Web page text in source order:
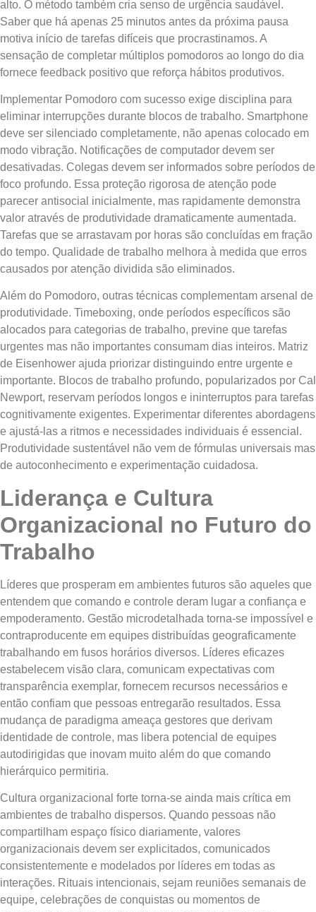
alto. O método também cria senso de urgência saudável.
Saber que há apenas 25 minutos antes da próxima pausa
motiva início de tarefas difíceis que procrastinamos. A
sensação de completar múltiplos pomodoros ao longo do dia
fornece feedback positivo que reforça hábitos produtivos.
Implementar Pomodoro com sucesso exige disciplina para
eliminar interrupções durante blocos de trabalho. Smartphone
deve ser silenciado completamente, não apenas colocado em
modo vibração. Notificações de computador devem ser
desativadas. Colegas devem ser informados sobre períodos de
foco profundo. Essa proteção rigorosa de atenção pode
parecer antisocial inicialmente, mas rapidamente demonstra
valor através de produtividade dramaticamente aumentada.
Tarefas que se arrastavam por horas são concluídas em fração
do tempo. Qualidade de trabalho melhora à medida que erros
causados por atenção dividida são eliminados.
Além do Pomodoro, outras técnicas complementam arsenal de
produtividade. Timeboxing, onde períodos específicos são
alocados para categorias de trabalho, previne que tarefas
urgentes mas não importantes consumam dias inteiros. Matriz
de Eisenhower ajuda priorizar distinguindo entre urgente e
importante. Blocos de trabalho profundo, popularizados por Cal
Newport, reservam períodos longos e ininterruptos para tarefas
cognitivamente exigentes. Experimentar diferentes abordagens
e ajustá-las a ritmos e necessidades individuais é essencial.
Produtividade sustentável não vem de fórmulas universais mas
de autoconhecimento e experimentação cuidadosa.
Liderança e Cultura
Organizacional no Futuro do
Trabalho
Líderes que prosperam em ambientes futuros são aqueles que
entendem que comando e controle deram lugar a confiança e
empoderamento. Gestão microdetalhada torna-se impossível e
contraproducente em equipes distribuídas geograficamente
trabalhando em fusos horários diversos. Líderes eficazes
estabelecem visão clara, comunicam expectativas com
transparência exemplar, fornecem recursos necessários e
então confiam que pessoas entregarão resultados. Essa
mudança de paradigma ameaça gestores que derivam
identidade de controle, mas libera potencial de equipes
autodirigidas que inovam muito além do que comando
hierárquico permitiria.
Cultura organizacional forte torna-se ainda mais crítica em
ambientes de trabalho dispersos. Quando pessoas não
compartilham espaço físico diariamente, valores
organizacionais devem ser explicitados, comunicados
consistentemente e modelados por líderes em todas as
interações. Rituais intencionais, sejam reuniões semanais de
equipe, celebrações de conquistas ou momentos de